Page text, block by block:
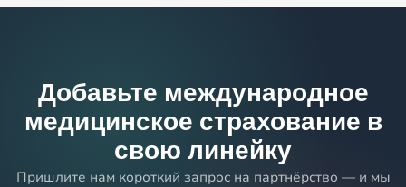
Добавьте международное
медицинское страхование в
свою линейку
Пришлите нам короткий запрос на партнёрство — и мы